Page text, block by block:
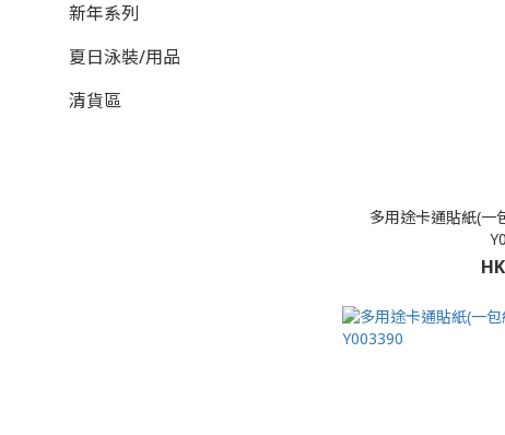
新年系列
夏日泳裝/用品
清貨區
多用途卡通貼紙(